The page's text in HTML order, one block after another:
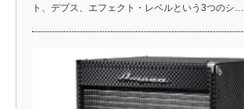
ト、デプス、エフェクト・レベルという3つのシ…